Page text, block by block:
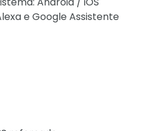
e Google Assistente